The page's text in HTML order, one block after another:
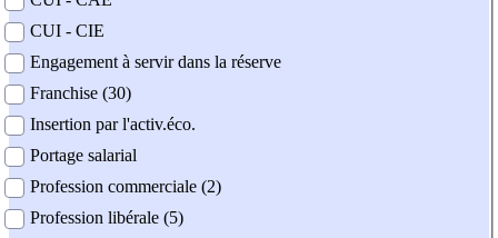
CUI - CIE
Engagement à servir dans la réserve
Franchise (30)
Insertion par l'activ.éco.
Portage salarial
Profession commerciale (2)
Profession libérale (5)